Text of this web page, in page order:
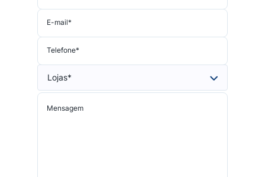
E-mail*
Telefone*
Mensagem